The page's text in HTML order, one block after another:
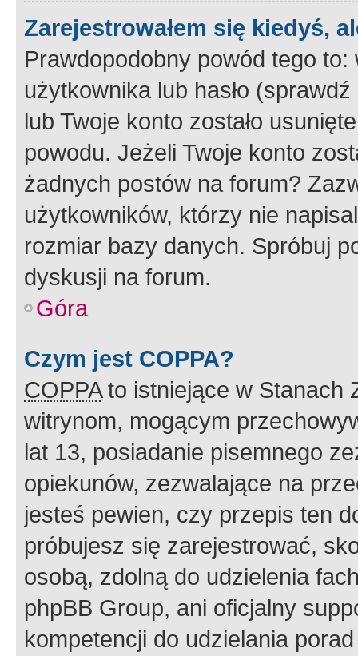
Zarejestrowałem się kiedyś,
Prawdopodobny powód tego to:
użytkownika lub hasło
lub Twoje konto zostało
powodu. Jeżeli Twoje konto
żadnych postów na forum?
użytkowników, którzy nie
rozmiar bazy danych. Spróbuj
dyskusji na forum.
Góra
Czym jest COPPA?
COPPAto istniejące w Stanach
witrynom, mogącym
lat 13, posiadanie pisemnego
opiekunów, zezwalające na
jesteś pewien, czy przepis ten
próbujesz się zarejestrować,
osobą, zdolną do udzielenia
phpBB Group, ani oficjalny
kompetencji do udzielania